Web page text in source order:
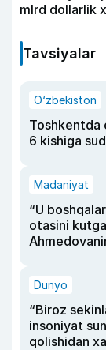
mlrd dollarlik
Tavsiyalar
O‘zbekiston
Toshkentda
6 kishiga
Madaniyat
“U
otasini
Dunyo
“Biroz
insoniyat
qolishidan